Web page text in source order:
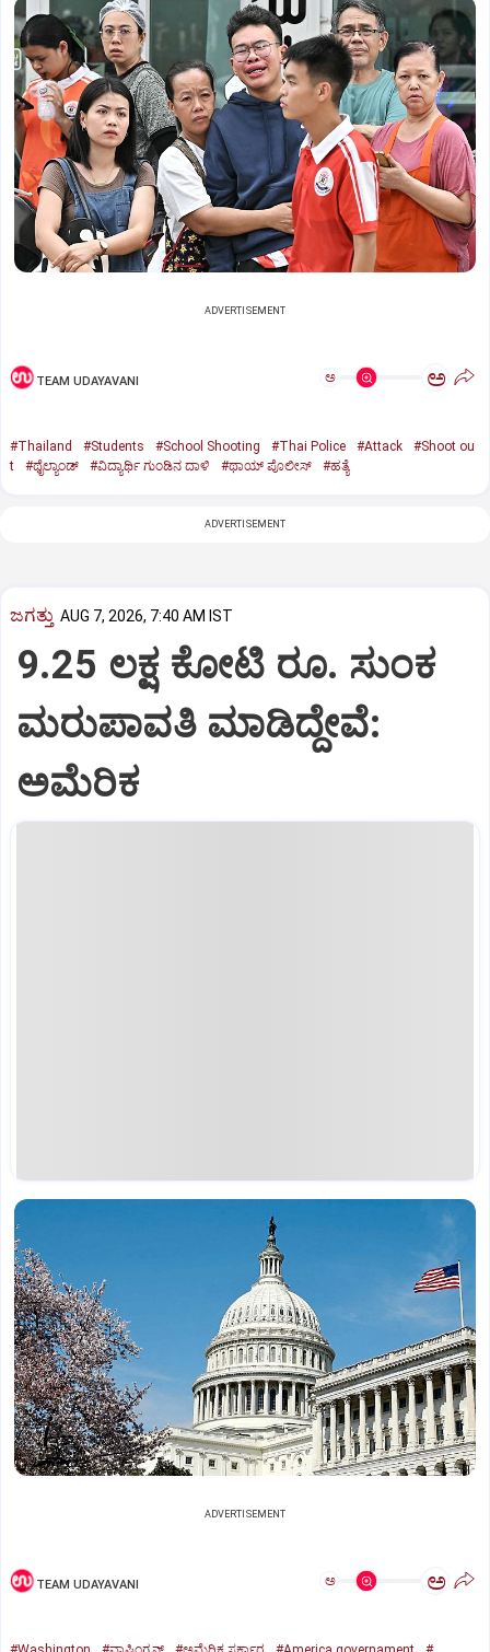
ADVERTISEMENT
TEAM UDAYAVANI ಅ ಅ
#Thailand #Students #School Shooting #Thai Police #Attack
#Shoot ou
t
#ಥೈಲ್ಯಾಂಡ್‌ #ವಿದ್ಯಾರ್ಥಿ ಗುಂಡಿನ ದಾಳಿ #ಥಾಯ್‌ ಪೊಲೀಸ್‌ #ಹತ್ಯೆ
ADVERTISEMENT
ಜಗತ್ತು AUG 7, 2026, 7:40 AM IST
9.25 ಲಕ್ಷ ಕೋಟಿ ರೂ. ಸುಂಕ
ಮರುಪಾವತಿ ಮಾಡಿದ್ದೇವೆ:
ಅಮೆರಿಕ
ADVERTISEMENT
TEAM UDAYAVANI ಅ ಅ